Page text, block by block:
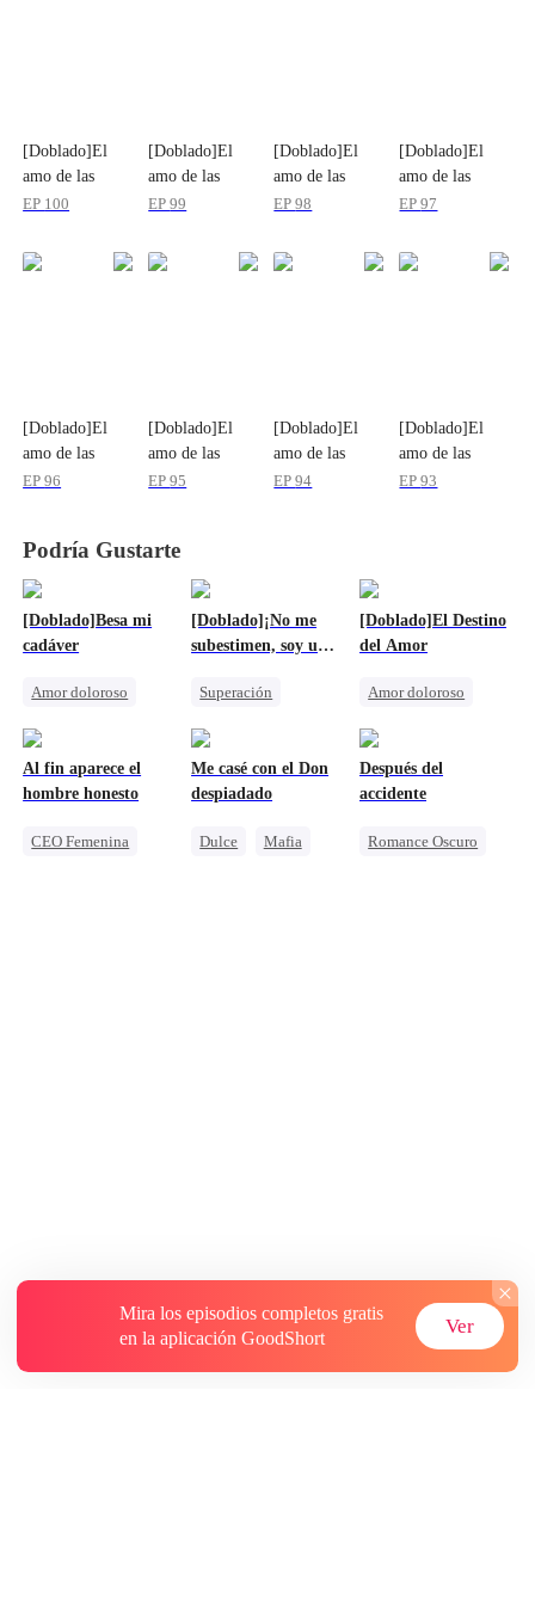
[Doblado]El
amo de las
reglas
EP 100
[Doblado]El
amo de las
reglas
EP99
[Doblado]El
amo de las
reglas
EP98
[Doblado]El
amo de las
reglas
EP97
[Doblado]El
amo de las
reglas
EP96
[Doblado]El
amo de las
reglas
EP95
[Doblado]El
amo de las
reglas
EP94
[Doblado]El
amo de las
reglas
EP93
Podría Gustarte
[Doblado]Besa mi
cadáver
Amor doloroso
Triángulo Amoroso
[Doblado]¡No me
subestimen, soy un
Superación
Anime
[Doblado]El Destino
del Amor
Amor doloroso
Hacerse el tonto
Al fin aparece el
hombre honesto
CEO Femenina
Me casé con el Don
despiadado
Dulce
Mafia
Después del
accidente
Romance Oscuro
Mira los episodios completos gratis
en la aplicación GoodShort
Ver